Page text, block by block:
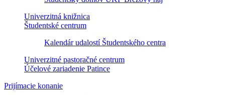
Univerzitná knižnica
Študentské centrum
Kalendár udalostí Študentského centra
Univerzitné pastoračné centrum
Účelové zariadenie Patince
Prijímacie konanie